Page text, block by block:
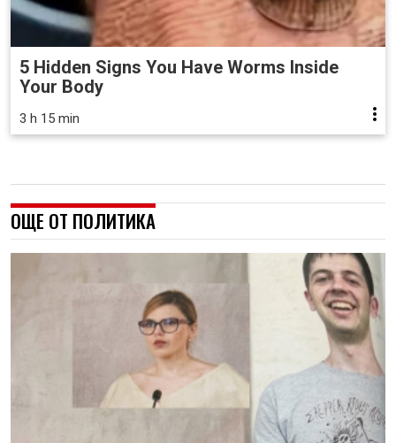
5 Hidden Signs You Have Worms Inside
Your Body
3 h 15 min
ОЩЕ ОТ ПОЛИТИКА